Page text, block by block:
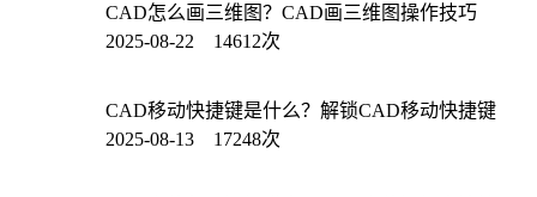
CAD怎么画三维图？CAD画三维图操作技巧
2025-08-22 14612次
CAD移动快捷键是什么？解锁CAD移动快捷键
2025-08-13 17248次